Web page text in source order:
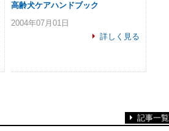
高齢犬ケアハンドブック
2004年07月01日
詳しく見る
記事一覧